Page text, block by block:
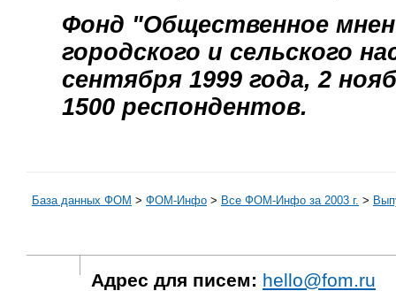
Фонд "Общественное
городского и сельского
сентября 1999 года, 2
1500 респондентов.
База данных ФОМ > ФOM-Инфо > Все ФОМ-Инфо за 2003 г. >
Адрес для писем: hello@fom.ru